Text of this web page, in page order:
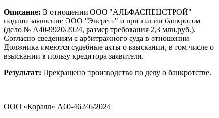
Описание: В отношении ООО "АЛЬФАСПЕЦСТРОЙ"
подано заявление ООО "Эверест" о признании банкротом
(дело № А40-9920/2024, размер требования 2,3 млн.руб.).
Согласно сведениям с арбитражного суда в отношении
Должника имеются судебные акты о взыскании, в том числе о
взыскании в пользу кредитора-заявителя.
Результат: Прекращено производство по делу о банкротстве.
ООО «Коралл» А60-46246/2024